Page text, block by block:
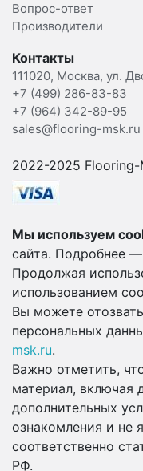
Вопрос-ответ
Производители
Контакты
111020, Москва, ул.
+7 (499) 286-83-83
+7 (964) 342-89-95
sales@flooring-msk.ru
2022-2025
Мы используем
сайта. Подробнее
Продолжая
использованием
Вы можете
персональных
msk.ru.
Важно отметить,
материал, включая
дополнительных
ознакомления и не
соответственно
РФ.